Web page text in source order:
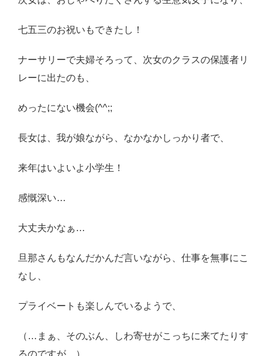
七五三のお祝いもできたし！
ナーサリーで夫婦そろって、次女のクラスの保護者リ
レーに出たのも、
めったにない機会(^^;;
長女は、我が娘ながら、なかなかしっかり者で、
来年はいよいよ小学生！
感慨深い…
大丈夫かなぁ…
旦那さんもなんだかんだ言いながら、仕事を無事にこ
なし、
プライベートも楽しんでいるようで、
（…まぁ、そのぶん、しわ寄せがこっちに来てたりす
るのですが…）